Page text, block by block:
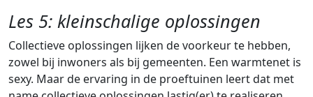
Les 5: kleinschalige oplossingen
Collectieve oplossingen lijken de voorkeur te hebben,
zowel bij inwoners als bij gemeenten. Een warmtenet is
sexy. Maar de ervaring in de proeftuinen leert dat met